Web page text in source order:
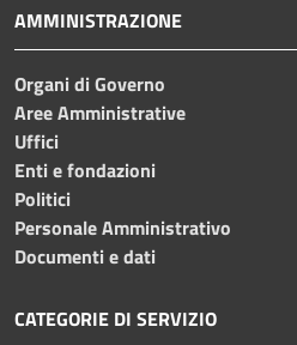
AMMINISTRAZIONE
Organi di Governo
Aree Amministrative
Uffici
Enti e fondazioni
Politici
Personale Amministrativo
Documenti e dati
CATEGORIE DI SERVIZIO